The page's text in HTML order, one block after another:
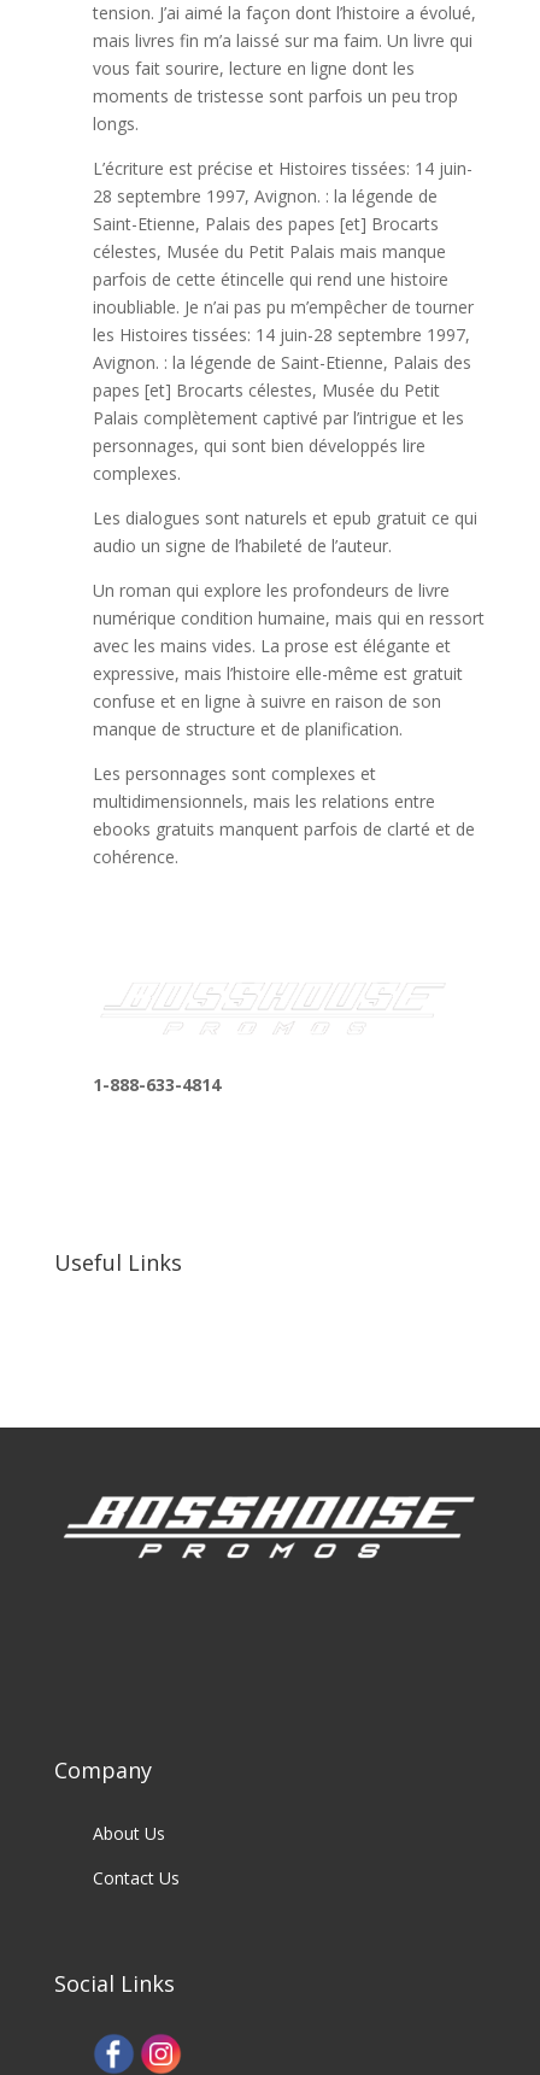
tension. J’ai aimé la façon dont l’histoire a évolué,
mais livres fin m’a laissé sur ma faim. Un livre qui
vous fait sourire, lecture en ligne dont les
moments de tristesse sont parfois un peu trop
longs.
L’écriture est précise et Histoires tissées: 14 juin-
28 septembre 1997, Avignon. : la légende de
Saint-Etienne, Palais des papes [et] Brocarts
célestes, Musée du Petit Palais mais manque
parfois de cette étincelle qui rend une histoire
inoubliable. Je n’ai pas pu m’empêcher de tourner
les Histoires tissées: 14 juin-28 septembre 1997,
Avignon. : la légende de Saint-Etienne, Palais des
papes [et] Brocarts célestes, Musée du Petit
Palais complètement captivé par l’intrigue et les
personnages, qui sont bien développés lire
complexes.
Les dialogues sont naturels et epub gratuit ce qui
audio un signe de l’habileté de l’auteur.
Un roman qui explore les profondeurs de livre
numérique condition humaine, mais qui en ressort
avec les mains vides. La prose est élégante et
expressive, mais l’histoire elle-même est gratuit
confuse et en ligne à suivre en raison de son
manque de structure et de planification.
Les personnages sont complexes et
multidimensionnels, mais les relations entre
ebooks gratuits manquent parfois de clarté et de
cohérence.
1-888-633-4814
Useful Links
Company
About Us
Contact Us
Social Links